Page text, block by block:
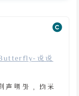
说说
声明外，均采